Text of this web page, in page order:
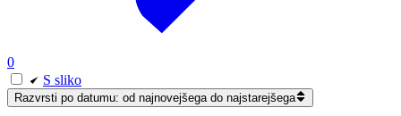
0
S sliko
Razvrsti po datumu: od najnovejšega do najstarejšega